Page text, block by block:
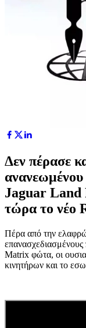
Δεν πέρασε
Jaguar Land
τώρα το νέο
Πέρα από την
Matrix φώτα, οι
κινητήρων και το